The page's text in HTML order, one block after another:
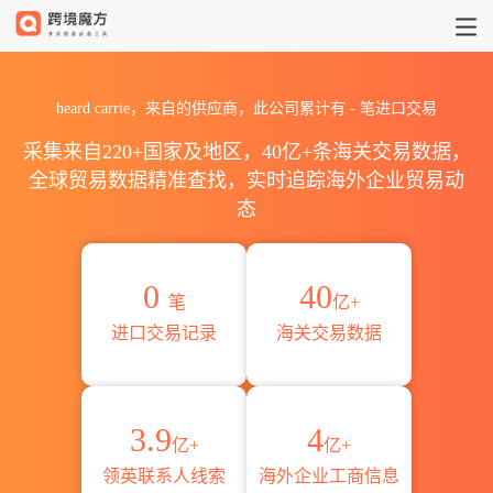
heard carrie，来自的供应商，此公司累计有 - 笔进口交易
采集来自220+国家及地区，40亿+条海关交易数据，
全球贸易数据精准查找，实时追踪海外企业贸易动
态
0 笔
进口交易记录
40亿+
海关交易数据
3.9亿+
领英联系人线索
4亿+
海外企业工商信息